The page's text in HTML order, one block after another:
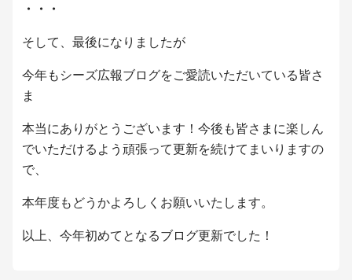
・・・
そして、最後になりましたが
今年もシーズ広報ブログをご愛読いただいている皆さ
ま
本当にありがとうございます！ 今後も皆さまに楽しん
でいただけるよう 頑張って更新を続けてまいりますの
で、
本年度もどうかよろしくお願いいたします。
以上、今年初めてとなるブログ更新でした！